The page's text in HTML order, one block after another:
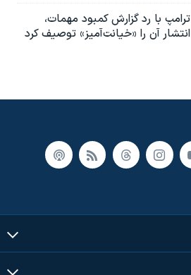
ترامپ با رد گزارش کمبود مهمات،
انتشار آن را «خیانت‌آمیز» توصیف کرد